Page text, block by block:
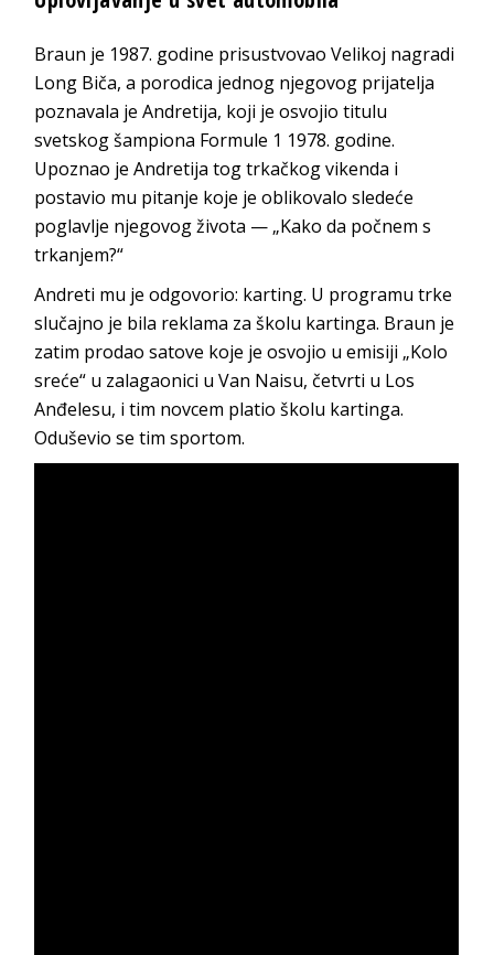
Braun je 1987. godine prisustvovao Velikoj nagradi
Long Biča, a porodica jednog njegovog prijatelja
poznavala je Andretija, koji je osvojio titulu
svetskog šampiona Formule 1 1978. godine.
Upoznao je Andretija tog trkačkog vikenda i
postavio mu pitanje koje je oblikovalo sledeće
poglavlje njegovog života — „Kako da počnem s
trkanjem?“
Andreti mu je odgovorio: karting. U programu trke
slučajno je bila reklama za školu kartinga. Braun je
zatim prodao satove koje je osvojio u emisiji „Kolo
sreće“ u zalagaonici u Van Naisu, četvrti u Los
Anđelesu, i tim novcem platio školu kartinga.
Oduševio se tim sportom.